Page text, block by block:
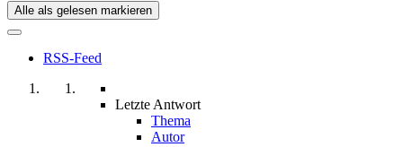
Alle als gelesen markieren
RSS-Feed
Letzte Antwort
Thema
Autor